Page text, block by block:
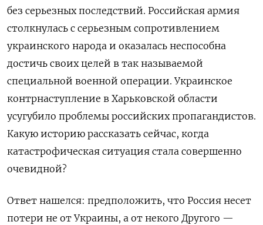
без серьезных последствий. Российская армия
столкнулась с серьезным сопротивлением
украинского народа и оказалась неспособна
достичь своих целей в так называемой
специальной военной операции. Украинское
контрнаступление в Харьковской области
усугубило проблемы российских пропагандистов.
Какую историю рассказать сейчас, когда
катастрофическая ситуация стала совершенно
очевидной?
Ответ нашелся: предположить, что Россия несет
потери не от Украины, а от некого Другого —